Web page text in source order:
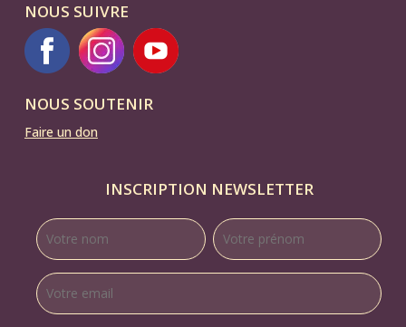
Aurélie
Blanwalhin-
Dupont
NOUS SUIVRE
NOUS SOUTENIR
Faire un don
INSCRIPTION NEWSLETTER